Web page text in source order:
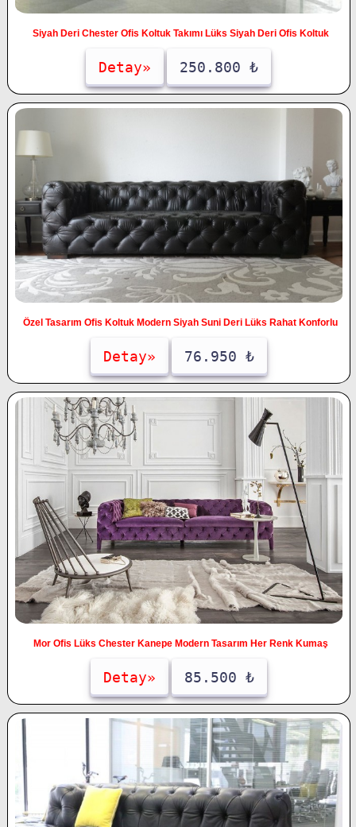
Siyah Deri Chester Ofis Koltuk Takımı Lüks Siyah Deri Ofis Koltuk
Detay» 250.800 ₺
Özel Tasarım Ofis Koltuk Modern Siyah Suni Deri Lüks Rahat Konforlu
Detay» 76.950 ₺
Mor Ofis Lüks Chester Kanepe Modern Tasarım Her Renk Kumaş
Detay» 85.500 ₺